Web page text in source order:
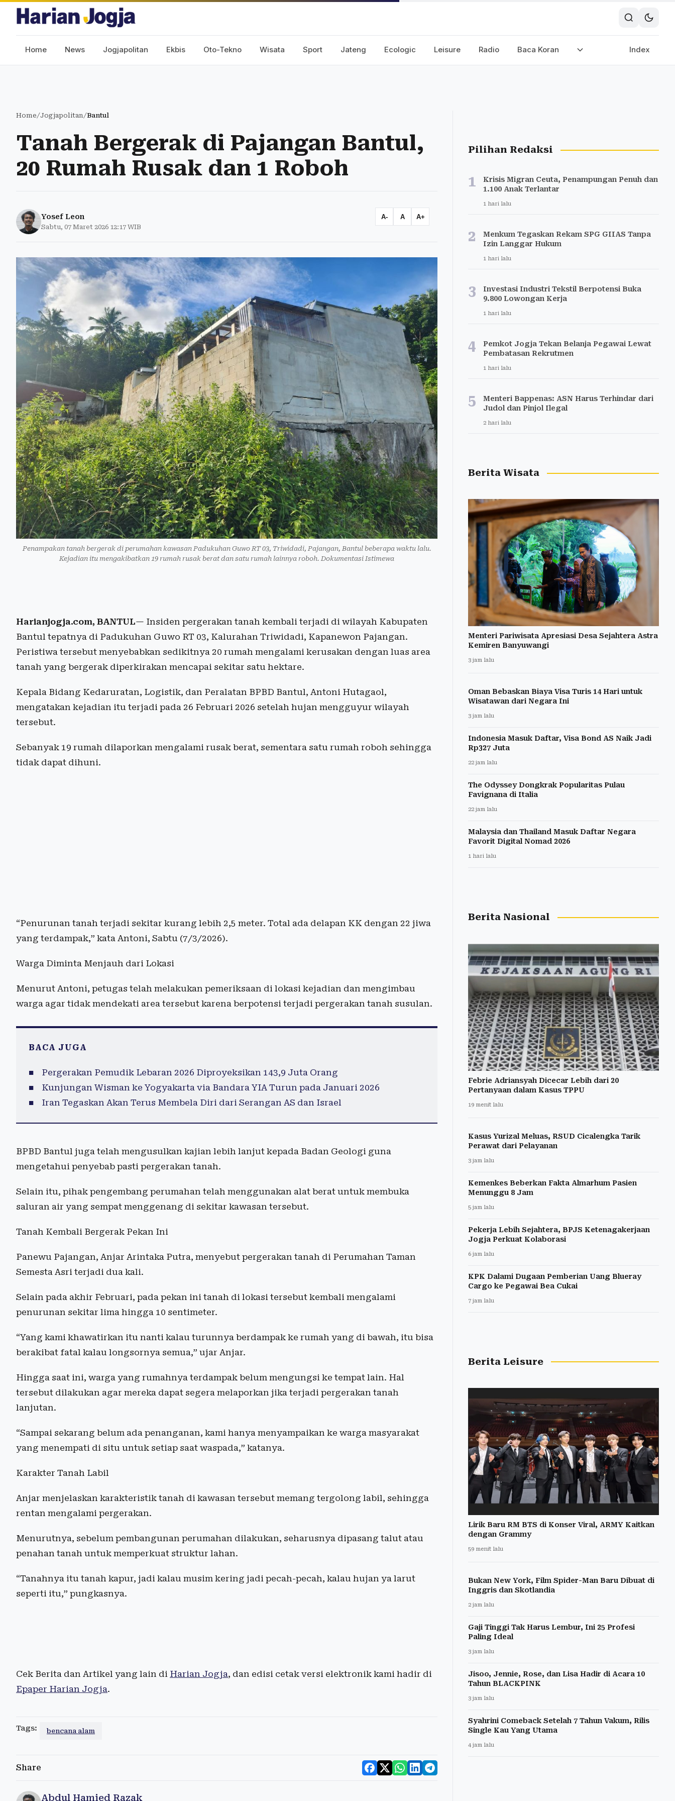
Home News Jogjapolitan Ekbis Oto-Tekno Wisata Sport Jateng Ecologic Leisure Radio Baca Koran Index
Home/Jogjapolitan/Bantul
Tanah Bergerak di Pajangan Bantul,
20 Rumah Rusak dan 1 Roboh
Yosef Leon
Sabtu, 07 Maret 2026 12:17 WIB
A- A A+
Penampakan tanah bergerak di perumahan kawasan Padukuhan Guwo RT 03, Triwidadi, Pajangan, Bantul beberapa waktu lalu.
Kejadian itu mengakibatkan 19 rumah rusak berat dan satu rumah lainnya roboh. Dokumentasi Istimewa
Harianjogja.com, BANTUL— Insiden pergerakan tanah kembali terjadi di wilayah Kabupaten
Bantul tepatnya di Padukuhan Guwo RT 03, Kalurahan Triwidadi, Kapanewon Pajangan.
Peristiwa tersebut menyebabkan sedikitnya 20 rumah mengalami kerusakan dengan luas area
tanah yang bergerak diperkirakan mencapai sekitar satu hektare.
Kepala Bidang Kedaruratan, Logistik, dan Peralatan BPBD Bantul, Antoni Hutagaol,
mengatakan kejadian itu terjadi pada 26 Februari 2026 setelah hujan mengguyur wilayah
tersebut.
Sebanyak 19 rumah dilaporkan mengalami rusak berat, sementara satu rumah roboh sehingga
tidak dapat dihuni.
“Penurunan tanah terjadi sekitar kurang lebih 2,5 meter. Total ada delapan KK dengan 22 jiwa
yang terdampak,” kata Antoni, Sabtu (7/3/2026).
Warga Diminta Menjauh dari Lokasi
Menurut Antoni, petugas telah melakukan pemeriksaan di lokasi kejadian dan mengimbau
warga agar tidak mendekati area tersebut karena berpotensi terjadi pergerakan tanah susulan.
BACA JUGA
Pergerakan Pemudik Lebaran 2026 Diproyeksikan 143,9 Juta Orang
Kunjungan Wisman ke Yogyakarta via Bandara YIA Turun pada Januari 2026
Iran Tegaskan Akan Terus Membela Diri dari Serangan AS dan Israel
BPBD Bantul juga telah mengusulkan kajian lebih lanjut kepada Badan Geologi guna
mengetahui penyebab pasti pergerakan tanah.
Selain itu, pihak pengembang perumahan telah menggunakan alat berat untuk membuka
saluran air yang sempat menggenang di sekitar kawasan tersebut.
Tanah Kembali Bergerak Pekan Ini
Panewu Pajangan, Anjar Arintaka Putra, menyebut pergerakan tanah di Perumahan Taman
Semesta Asri terjadi dua kali.
Selain pada akhir Februari, pada pekan ini tanah di lokasi tersebut kembali mengalami
penurunan sekitar lima hingga 10 sentimeter.
“Yang kami khawatirkan itu nanti kalau turunnya berdampak ke rumah yang di bawah, itu bisa
berakibat fatal kalau longsornya semua,” ujar Anjar.
Hingga saat ini, warga yang rumahnya terdampak belum mengungsi ke tempat lain. Hal
tersebut dilakukan agar mereka dapat segera melaporkan jika terjadi pergerakan tanah
lanjutan.
“Sampai sekarang belum ada penanganan, kami hanya menyampaikan ke warga masyarakat
yang menempati di situ untuk setiap saat waspada,” katanya.
Karakter Tanah Labil
Anjar menjelaskan karakteristik tanah di kawasan tersebut memang tergolong labil, sehingga
rentan mengalami pergerakan.
Menurutnya, sebelum pembangunan perumahan dilakukan, seharusnya dipasang talut atau
penahan tanah untuk memperkuat struktur lahan.
“Tanahnya itu tanah kapur, jadi kalau musim kering jadi pecah-pecah, kalau hujan ya larut
seperti itu,” pungkasnya.
Cek Berita dan Artikel yang lain di Harian Jogja, dan edisi cetak versi elektronik kami hadir di
Epaper Harian Jogja.
Tags: bencana alam
Share
Abdul Hamied Razak
Pilihan Redaksi
1
Krisis Migran Ceuta, Penampungan Penuh dan
1.100 Anak Terlantar
1 hari lalu
2
Menkum Tegaskan Rekam SPG GIIAS Tanpa
Izin Langgar Hukum
1 hari lalu
3
Investasi Industri Tekstil Berpotensi Buka
9.800 Lowongan Kerja
1 hari lalu
4
Pemkot Jogja Tekan Belanja Pegawai Lewat
Pembatasan Rekrutmen
1 hari lalu
5
Menteri Bappenas: ASN Harus Terhindar dari
Judol dan Pinjol Ilegal
2 hari lalu
Berita Wisata
Menteri Pariwisata Apresiasi Desa Sejahtera Astra
Kemiren Banyuwangi
3 jam lalu
Oman Bebaskan Biaya Visa Turis 14 Hari untuk
Wisatawan dari Negara Ini
3 jam lalu
Indonesia Masuk Daftar, Visa Bond AS Naik Jadi
Rp327 Juta
22 jam lalu
The Odyssey Dongkrak Popularitas Pulau
Favignana di Italia
22 jam lalu
Malaysia dan Thailand Masuk Daftar Negara
Favorit Digital Nomad 2026
1 hari lalu
Berita Nasional
Febrie Adriansyah Dicecar Lebih dari 20
Pertanyaan dalam Kasus TPPU
19 menit lalu
Kasus Yurizal Meluas, RSUD Cicalengka Tarik
Perawat dari Pelayanan
3 jam lalu
Kemenkes Beberkan Fakta Almarhum Pasien
Menunggu 8 Jam
5 jam lalu
Pekerja Lebih Sejahtera, BPJS Ketenagakerjaan
Jogja Perkuat Kolaborasi
6 jam lalu
KPK Dalami Dugaan Pemberian Uang Blueray
Cargo ke Pegawai Bea Cukai
7 jam lalu
Berita Leisure
Lirik Baru RM BTS di Konser Viral, ARMY Kaitkan
dengan Grammy
59 menit lalu
Bukan New York, Film Spider-Man Baru Dibuat di
Inggris dan Skotlandia
2 jam lalu
Gaji Tinggi Tak Harus Lembur, Ini 25 Profesi
Paling Ideal
3 jam lalu
Jisoo, Jennie, Rose, dan Lisa Hadir di Acara 10
Tahun BLACKPINK
3 jam lalu
Syahrini Comeback Setelah 7 Tahun Vakum, Rilis
Single Kau Yang Utama
4 jam lalu